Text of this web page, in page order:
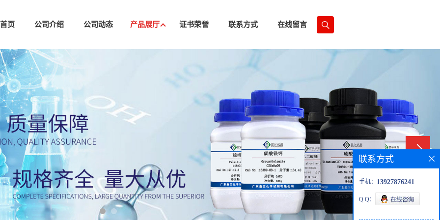
页 公司介绍 公司动态 产品展厅 证书荣誉 联系方式 在线留言
联系方式
手机： 13927876241
Q Q：